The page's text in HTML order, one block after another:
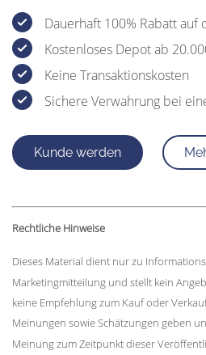
Dauerhaft 100% Rabatt auf
Kostenloses Depot ab
Keine Transaktionskosten
Sichere Verwahrung bei
Kunde werden
Rechtliche Hinweise
Dieses Material dient nur zu
Marketingmitteilung und stellt kein
keine Empfehlung zum Kauf oder
Meinungen sowie Schätzungen geben
Meinung zum Zeitpunkt dieser